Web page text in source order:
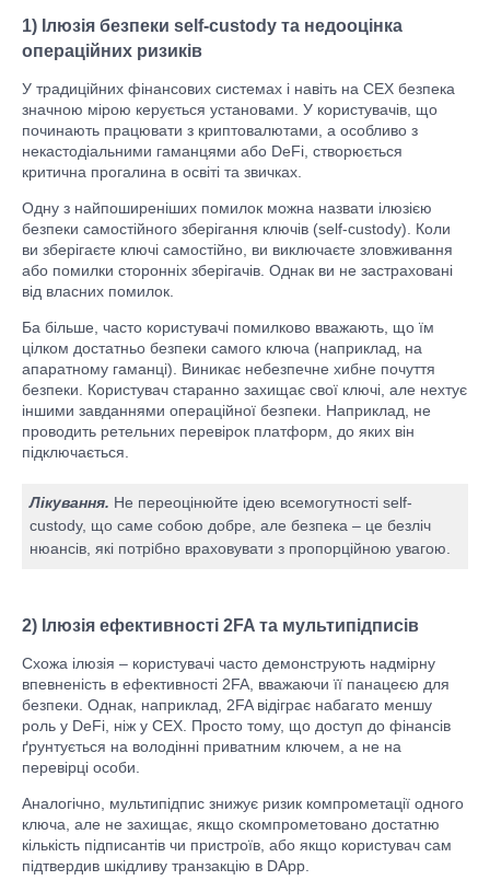
1) Ілюзія безпеки self-custody та недооцінка
операційних ризиків
У традиційних фінансових системах і навіть на CEX безпека
значною мірою керується установами. У користувачів, що
починають працювати з криптовалютами, а особливо з
некастодіальними гаманцями або DeFi, створюється
критична прогалина в освіті та звичках.
Одну з найпоширеніших помилок можна назвати ілюзією
безпеки самостійного зберігання ключів (self-custody). Коли
ви зберігаєте ключі самостійно, ви виключаєте зловживання
або помилки сторонніх зберігачів. Однак ви не застраховані
від власних помилок.
Ба більше, часто користувачі помилково вважають, що їм
цілком достатньо безпеки самого ключа (наприклад, на
апаратному гаманці). Виникає небезпечне хибне почуття
безпеки. Користувач старанно захищає свої ключі, але нехтує
іншими завданнями операційної безпеки. Наприклад, не
проводить ретельних перевірок платформ, до яких він
підключається.
Лікування. Не переоцінюйте ідею всемогутності self-
custody, що саме собою добре, але безпека – це безліч
нюансів, які потрібно враховувати з пропорційною увагою.
2) Ілюзія ефективності 2FA та мультипідписів
Схожа ілюзія – користувачі часто демонструють надмірну
впевненість в ефективності 2FA, вважаючи її панацеєю для
безпеки. Однак, наприклад, 2FA відіграє набагато меншу
роль у DeFi, ніж у CEX. Просто тому, що доступ до фінансів
ґрунтується на володінні приватним ключем, а не на
перевірці особи.
Аналогічно, мультипідпис знижує ризик компрометації одного
ключа, але не захищає, якщо скомпрометовано достатню
кількість підписантів чи пристроїв, або якщо користувач сам
підтвердив шкідливу транзакцію в DApp.